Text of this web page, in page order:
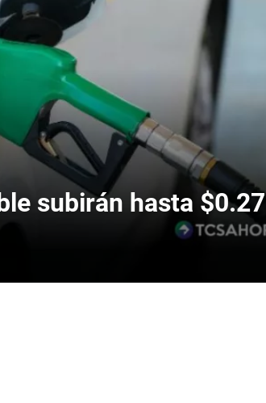
subirán hasta $0.27